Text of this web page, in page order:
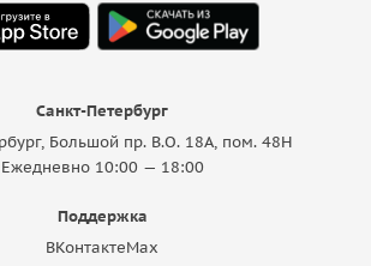
Санкт-Петербург
Большой пр. В.О. 18A, пом. 48Н
Ежедневно 10:00 — 18:00
Поддержка
ВКонтактеMax